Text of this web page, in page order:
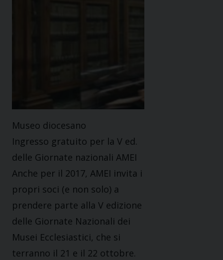
Museo diocesano
Ingresso gratuito per la V ed.
delle Giornate nazionali AMEI
Anche per il 2017, AMEI invita i
propri soci (e non solo) a
prendere parte alla V edizione
delle Giornate Nazionali dei
Musei Ecclesiastici, che si
terranno il 21 e il 22 ottobre.